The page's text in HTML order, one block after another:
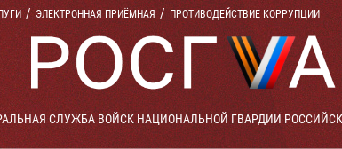
ЭЛЕКТРОННАЯ ПРИЁМНАЯ ПРОТИВОДЕЙСТВИЕ КОРРУПЦИИ
СЛУЖБА ВОЙСК НАЦИОНАЛЬНОЙ ГВАРДИИ